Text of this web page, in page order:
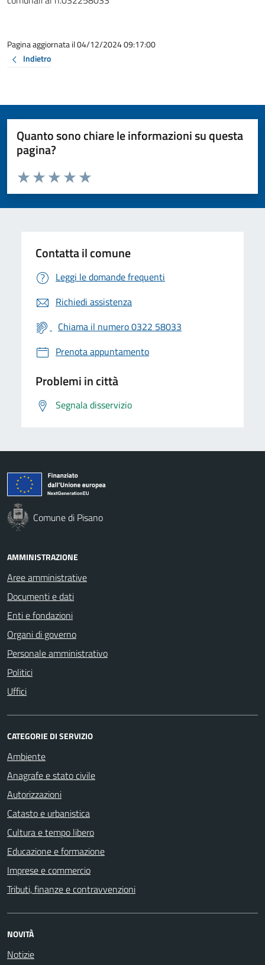
Pagina aggiornata il 04/12/2024 09:17:00
Indietro
Quanto sono chiare le informazioni su questa
pagina?
Valuta da 1 a 5 stelle la pagina
Valuta 5 stelle su 5
Valuta 4 stelle su 5
Valuta 3 stelle su 5
Valuta 2 stelle su 5
Valuta 1 stelle su 5
Contatta il comune
Leggi le domande frequenti
Richiedi assistenza
Chiama il numero 0322 58033
Prenota appuntamento
Problemi in città
Segnala disservizio
Comune di Pisano
AMMINISTRAZIONE
Aree amministrative
Documenti e dati
Enti e fondazioni
Organi di governo
Personale amministrativo
Politici
Uffici
CATEGORIE DI SERVIZIO
Ambiente
Anagrafe e stato civile
Autorizzazioni
Catasto e urbanistica
Cultura e tempo libero
Educazione e formazione
Imprese e commercio
Tributi, finanze e contravvenzioni
NOVITÀ
Notizie